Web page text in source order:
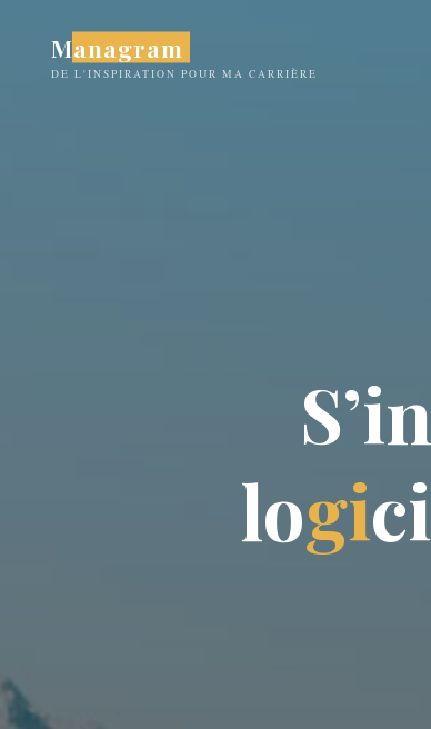
contenu
Managram
DE L'INSPIRATION POUR MA CARRIÈRE
S’in
logici